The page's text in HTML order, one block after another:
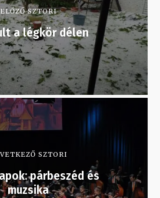
ELŐZŐ SZTORI
a légkör délen
SZTORI
párbeszéd és
muzsika